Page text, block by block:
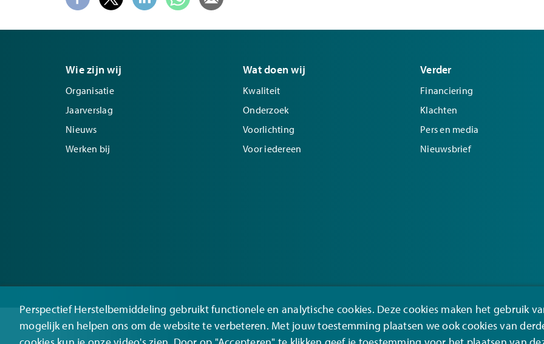
Wie zijn wij
Organisatie
Jaarverslag
Nieuws
Werken bij
Wat doen wij
Kwaliteit
Onderzoek
Voorlichting
Voor iedereen
Verder
Financiering
Klachten
Pers en media
Nieuwsbrief
Perspectief Herstelbemiddeling gebruikt functionele en analytische cookies. Deze cookies maken het gebruik
mogelijk en helpen ons om de website te verbeteren. Met jouw toestemming plaatsen we ook cookies van